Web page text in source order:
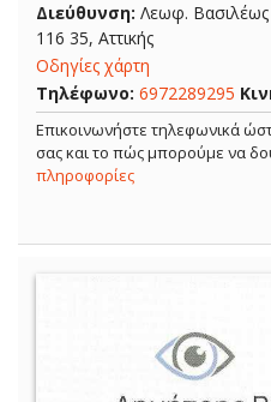
Διεύθυνση: Λεωφ.
116 35, Αττικής
Οδηγίες χάρτη
Τηλέφωνο: 6972289295
Επικοινωνήστε τηλεφωνικά
σας και το πώς μπορούμε να
πληροφορίες